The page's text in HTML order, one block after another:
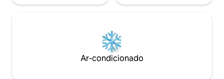
Ar-condicionado